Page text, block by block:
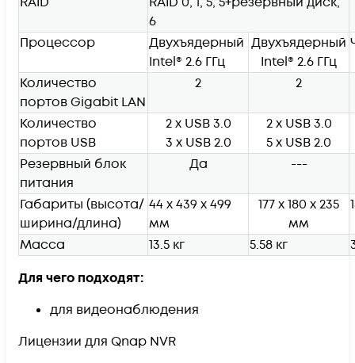
6
Процессор
Двухъядерный
Intel® 2.6 ГГц
Двухъядерный
Intel® 2.6 ГГц
Количество
портов Gigabit LAN
2 2
Количество
портов USB
2 x USB 3.0
3 x USB 2.0
2 x USB 3.0
5 x USB 2.0
Резервный блок
питания
Да ---
Габариты (высота/
ширина/длина)
44 x 439 x 499
мм
177 x 180 x 235
мм
Масса 13.5 кг 5.58 кг
Для чего подходят:
для видеонаблюдения
Лицензии для Qnap NVR